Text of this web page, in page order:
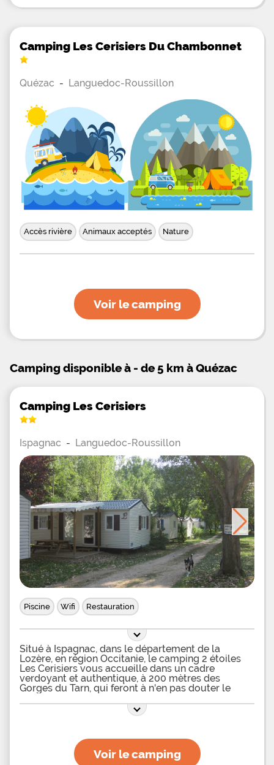
Camping Les Cerisiers Du Chambonnet
Quézac - Languedoc-Roussillon
Accès rivière Animaux acceptés Nature
Voir le camping
Camping disponible à - de 5 km à Quézac
Camping Les Cerisiers
Ispagnac - Languedoc-Roussillon
Piscine Wifi Restauration
Situé à Ispagnac, dans le département de la
Lozère, en région Occitanie, le camping 2 étoiles
Les Cerisiers vous accueille dans un cadre
verdoyant et authentique, à 200 mètres des
Gorges du Tarn, qui feront à n'en pas douter le
et de baignade en pleine nature. Au sein de ce
camping à deux pas de la rivière, vous pourrez
sans sanitaire, pouvant loger 4 à 5 personnes, ou
dans des mobil-homes, incluant la télévision pour
certains modèles, prévus pour 4 ou 6 vacanciers,
Voir le camping